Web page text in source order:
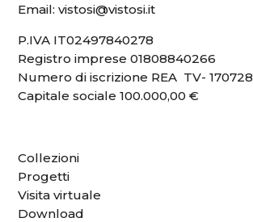
Email:vistosi@vistosi.it
P.IVA IT02497840278
Registro imprese 01808840266
Numero di iscrizione REA TV- 170728
Capitale sociale 100.000,00 €
Collezioni
Progetti
Visita virtuale
Download